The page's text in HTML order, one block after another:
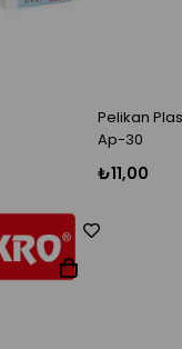
Pelikan
Ap-30
₺11,00